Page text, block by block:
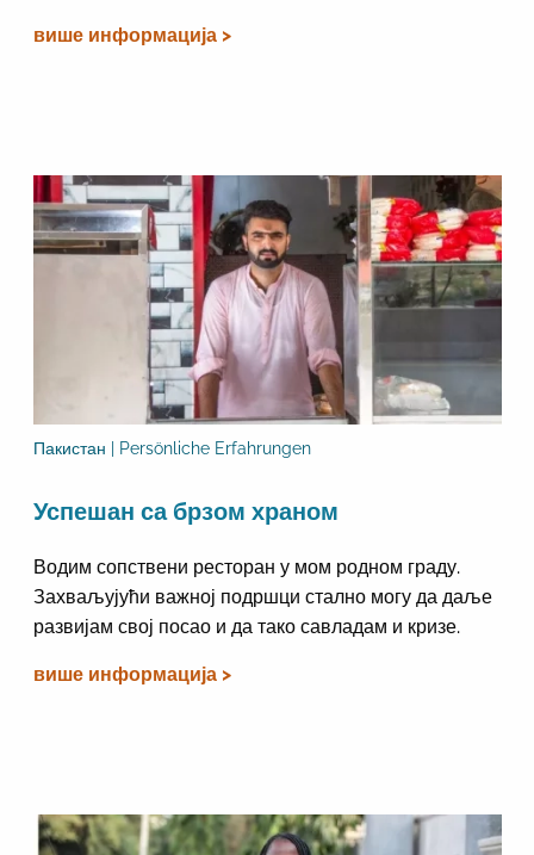
више информација >
Пакистан | Persönliche Erfahrungen
Успешан са брзом храном
Водим сопствени ресторан у мом родном граду.
Захваљујући важној подршци стално могу да даље
развијам свој посао и да тако савладам и кризе.
више информација >